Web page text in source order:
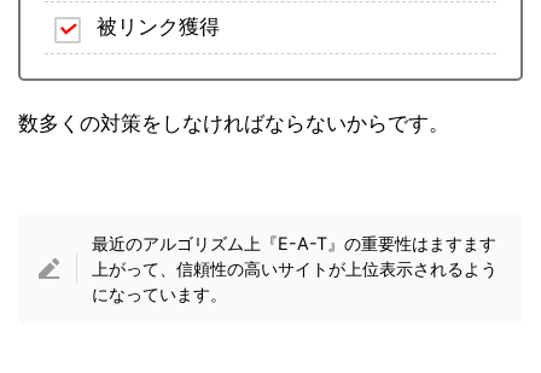
被リンク獲得
数多くの対策をしなければならないからです。
最近のアルゴリズム上『E-A-T』の重要性はますます
上がって、信頼性の高いサイトが上位表示されるよう
になっています。